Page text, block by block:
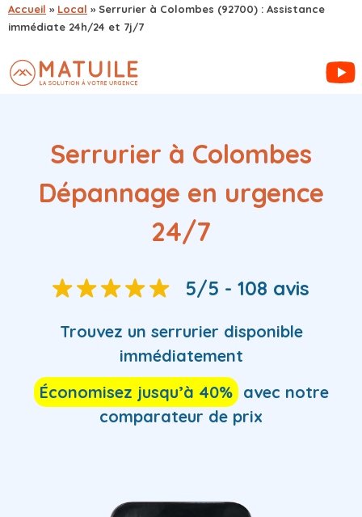
Accueil » Local » Serrurier à Colombes (92700) : Assistance
immédiate 24h/24 et 7j/7
Serrurier à Colombes
Dépannage en urgence
24/7
5/5 - 108 avis
Trouvez un serrurier disponible
immédiatement
Économisez jusqu’à 40% avec notre
comparateur de prix